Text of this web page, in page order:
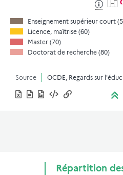
Enseignement supérieur court
Licence, maîtrise (60)
Master (70)
Doctorat de recherche (80)
Source OCDE, Regards sur
Répartition